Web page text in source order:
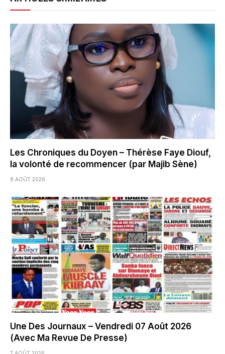
Les Chroniques du Doyen – Thérèse Faye Diouf,
la volonté de recommencer (par Majib Sène)
8 AOÛT 2026
Une Des Journaux – Vendredi 07 Août 2026
(Avec Ma Revue De Presse)